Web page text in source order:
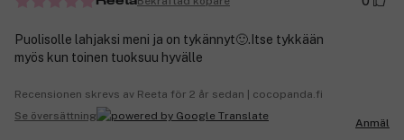
Puolisolle lahjaksi meni ja on tykännyt🙂.Itse tykkään
myös kun toinen tuoksuu hyvälle
Recensionen skrevs av Reeta för 2 år sedan | cocopanda.fi
Se översättning
Anmäl